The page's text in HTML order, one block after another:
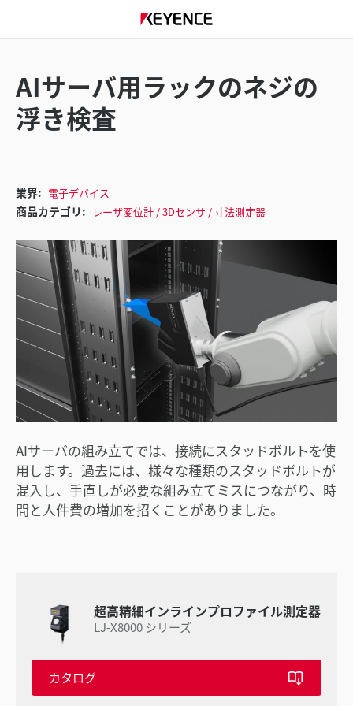
AIサーバ用ラックのネジの
浮き検査
業界: 電子デバイス
商品カテゴリ: レーザ変位計 / 3Dセンサ / 寸法測定器
AIサーバの組み立てでは、接続にスタッドボルトを使
用します。過去には、様々な種類のスタッドボルトが
混入し、手直しが必要な組み立てミスにつながり、時
間と人件費の増加を招くことがありました。
超高精細インラインプロファイル測定器
LJ-X8000 シリーズ
カタログ